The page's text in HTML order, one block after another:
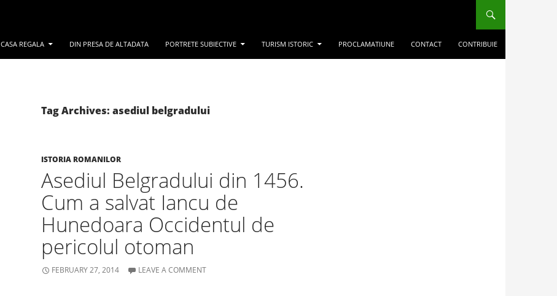
CASA REGALA DIN PRESA DE ALTADATA PORTRETE SUBIECTIVE TURISM ISTORIC PROCLAMATIUNE CONTACT CONTRIBUIE
Tag Archives: asediul belgradului
ISTORIA ROMANILOR
Asediul Belgradului din 1456.
Cum a salvat Iancu de
Hunedoara Occidentul de
pericolul otoman
FEBRUARY 27, 2014 LEAVE A COMMENT